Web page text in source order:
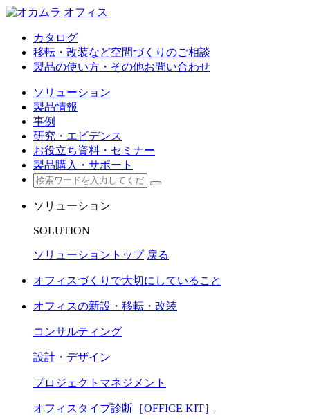
オフィス
カタログ
移転・改装など空間づくりのご相談
製品の使い方・その他お問い合わせ
ソリューション
製品情報
事例
研究・エビデンス
お役立ち資料・セミナー
製品購入・サポート
ソリューション
SOLUTION
ソリューショントップ 戻る
オフィスづくりで大切にしていること
オフィスの新設・移転・改装
コンサルティング
設計・デザイン
プロジェクトマネジメント
オフィスタイプ診断［OFFICE KIT］